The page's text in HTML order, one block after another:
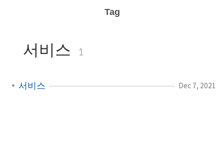
Tag
서비스 1
서비스 Dec 7, 2021